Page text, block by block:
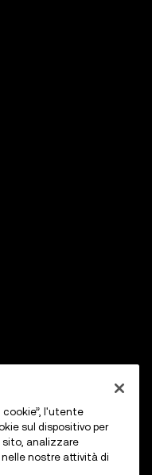
l'utente
sul dispositivo per
sito, analizzare
nostre attività di